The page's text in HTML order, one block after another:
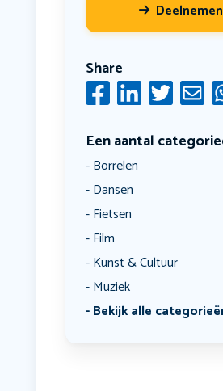
Deelnemen
Share
Een aantal
Borrelen
Dansen
Fietsen
Film
Kunst & Cultuur
Muziek
Bekijk alle